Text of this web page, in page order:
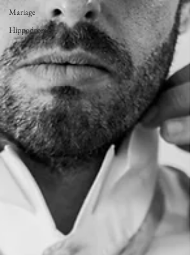
Mariage
Hippodrome